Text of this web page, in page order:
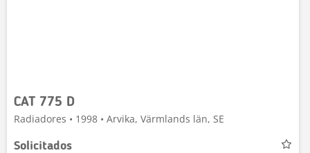
CAT 775 D
Radiadores • 1998 • Arvika, Värmlands län, SE
Solicitados